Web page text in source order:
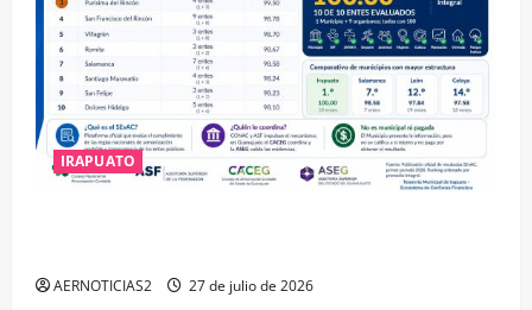
IRAPUATO
AERNOTICIAS2 27 de julio de 2026